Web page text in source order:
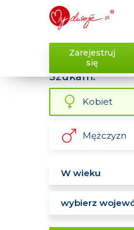
Zarejestruj
się
Szukam:
Kobiet
Mężczyzn